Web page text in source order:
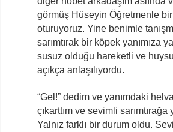
görmüş Hüseyin Öğretmenle
oturuyoruz. Yine benimle
sarımtırak bir köpek yanımıza
susuz olduğu hareketli ve
açıkça anlaşılıyordu.
“Gel!” dedim ve yanımdaki
çıkarttım ve sevimli
Yalnız farklı bir durum oldu.